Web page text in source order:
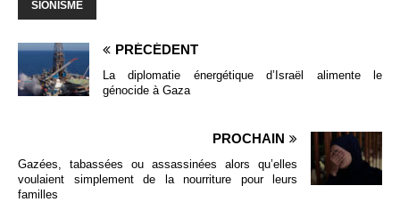
SIONISME
PRÉCÉDENT
La diplomatie énergétique d’Israël alimente le
génocide à Gaza
PROCHAIN
Gazées, tabassées ou assassinées alors qu’elles
voulaient simplement de la nourriture pour leurs
familles